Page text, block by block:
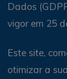
Dados
vigor em 25
Este site,
otimizar a